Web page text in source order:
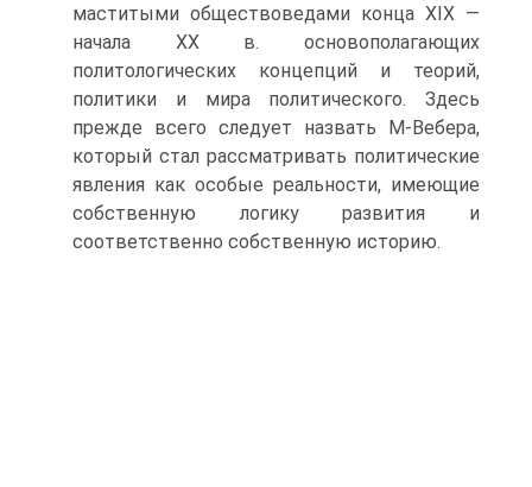
маститыми обществоведами конца XIX —
начала XX в. основополагающих
политологических концепций и теорий,
политики и мира политического. Здесь
прежде всего следует назвать М-Вебера,
который стал рассматривать политические
явления как особые реальности, имеющие
собственную логику развития и
соответственно собственную историю.